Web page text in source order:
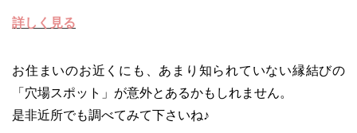
詳しく見る
お住まいのお近くにも、あまり知られていない縁結びの
「穴場スポット」が意外とあるかもしれません。
是非近所でも調べてみて下さいね♪